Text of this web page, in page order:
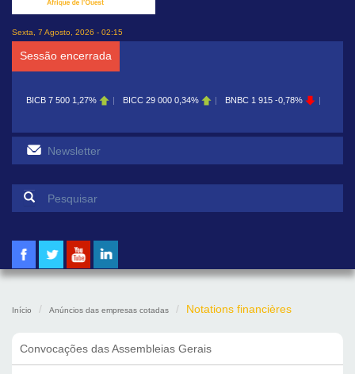
Sexta, 7 Agosto, 2026 - 02:15
Sessão encerrada
7 500 1,27% BICC 29 000 0,34% BNBC 1 915 -0,78% BOAB
Formulário de pesquisa
Início Anúncios das empresas cotadas Notations financières
Convocações das Assembleias Gerais